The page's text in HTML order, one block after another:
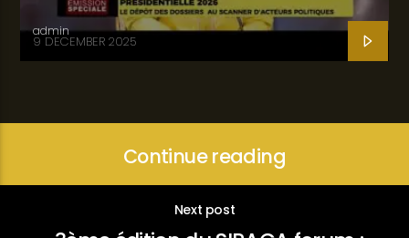
admin
9 DECEMBER 2025
Continue reading
Next post